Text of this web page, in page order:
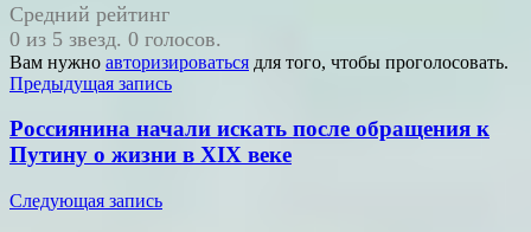
Средний рейтинг
0 из 5 звезд. 0 голосов.
Вам нужно авторизироваться для того, чтобы проголосовать.
Навигация
по
записям
Предыдущая запись
Россиянина начали искать после обращения к
Путину о жизни в XIX веке
Следующая запись